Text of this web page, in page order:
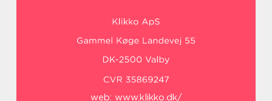
web: www.klikko.dk/